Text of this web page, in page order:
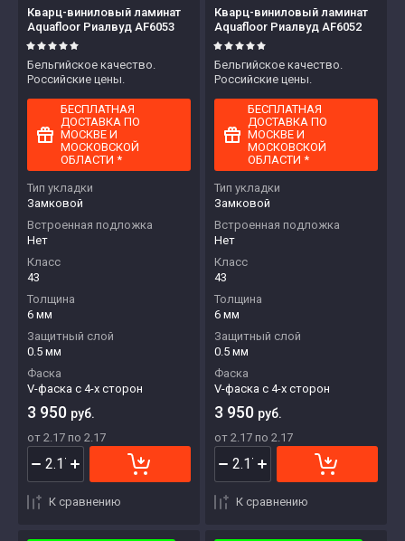
Кварц-виниловый ламинат
Aquafloor Риалвуд AF6053
Бельгийское качество.
Российские цены.
БЕСПЛАТНАЯ
ДОСТАВКА ПО
МОСКВЕ И
МОСКОВСКОЙ
ОБЛАСТИ *
Тип укладки
Замковой
Встроенная подложка
Нет
Класс
43
Толщина
6 мм
Защитный слой
0.5 мм
Фаска
V-фаска с 4-х сторон
3 950 руб.
от 2.17 по 2.17
К сравнению
Кварц-виниловый ламинат
Aquafloor Риалвуд AF6052
Бельгийское качество.
Российские цены.
БЕСПЛАТНАЯ
ДОСТАВКА ПО
МОСКВЕ И
МОСКОВСКОЙ
ОБЛАСТИ *
Тип укладки
Замковой
Встроенная подложка
Нет
Класс
43
Толщина
6 мм
Защитный слой
0.5 мм
Фаска
V-фаска с 4-х сторон
3 950 руб.
от 2.17 по 2.17
К сравнению